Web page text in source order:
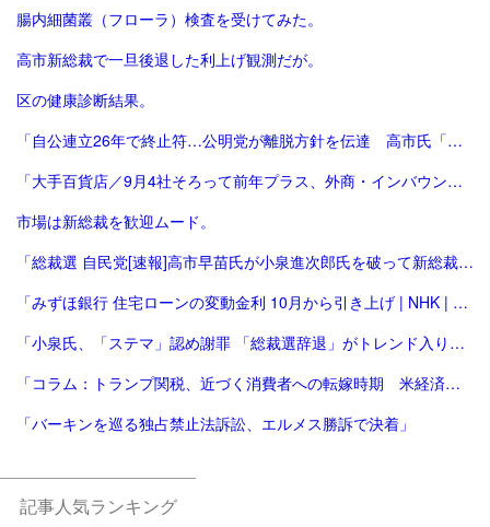
腸内細菌叢（フローラ）検査を受けてみた。
高市新総裁で一旦後退した利上げ観測だが。
区の健康診断結果。
「自公連立26年で終止符…公明党が離脱方針を伝達 高市氏「一方的に…大変残念」斉藤氏「誠に不十分…いったん白紙」｜FNNプライムオンライン」
「大手百貨店／9月4社そろって前年プラス、外商・インバウンド好調 | 流通ニュース」
市場は新総裁を歓迎ムード。
「総裁選 自民党[速報]高市早苗氏が小泉進次郎氏を破って新総裁、会見で「景色変える」初の女性首相が誕生か : 読売新聞」
「みずほ銀行 住宅ローンの変動金利 10月から引き上げ | NHK | 金融」
「小泉氏、「ステマ」認め謝罪 「総裁選辞退」がトレンド入り 写真5枚 国際ニュース：AFPBB News」
「コラム：トランプ関税、近づく消費者への転嫁時期 米経済にどう影響 | ロイター」
「バーキンを巡る独占禁止法訴訟、エルメス勝訴で決着」
記事人気ランキング